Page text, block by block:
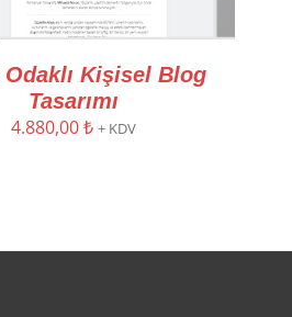
Kişisel Blog
Tasarımı
4.880,00₺ + KDV